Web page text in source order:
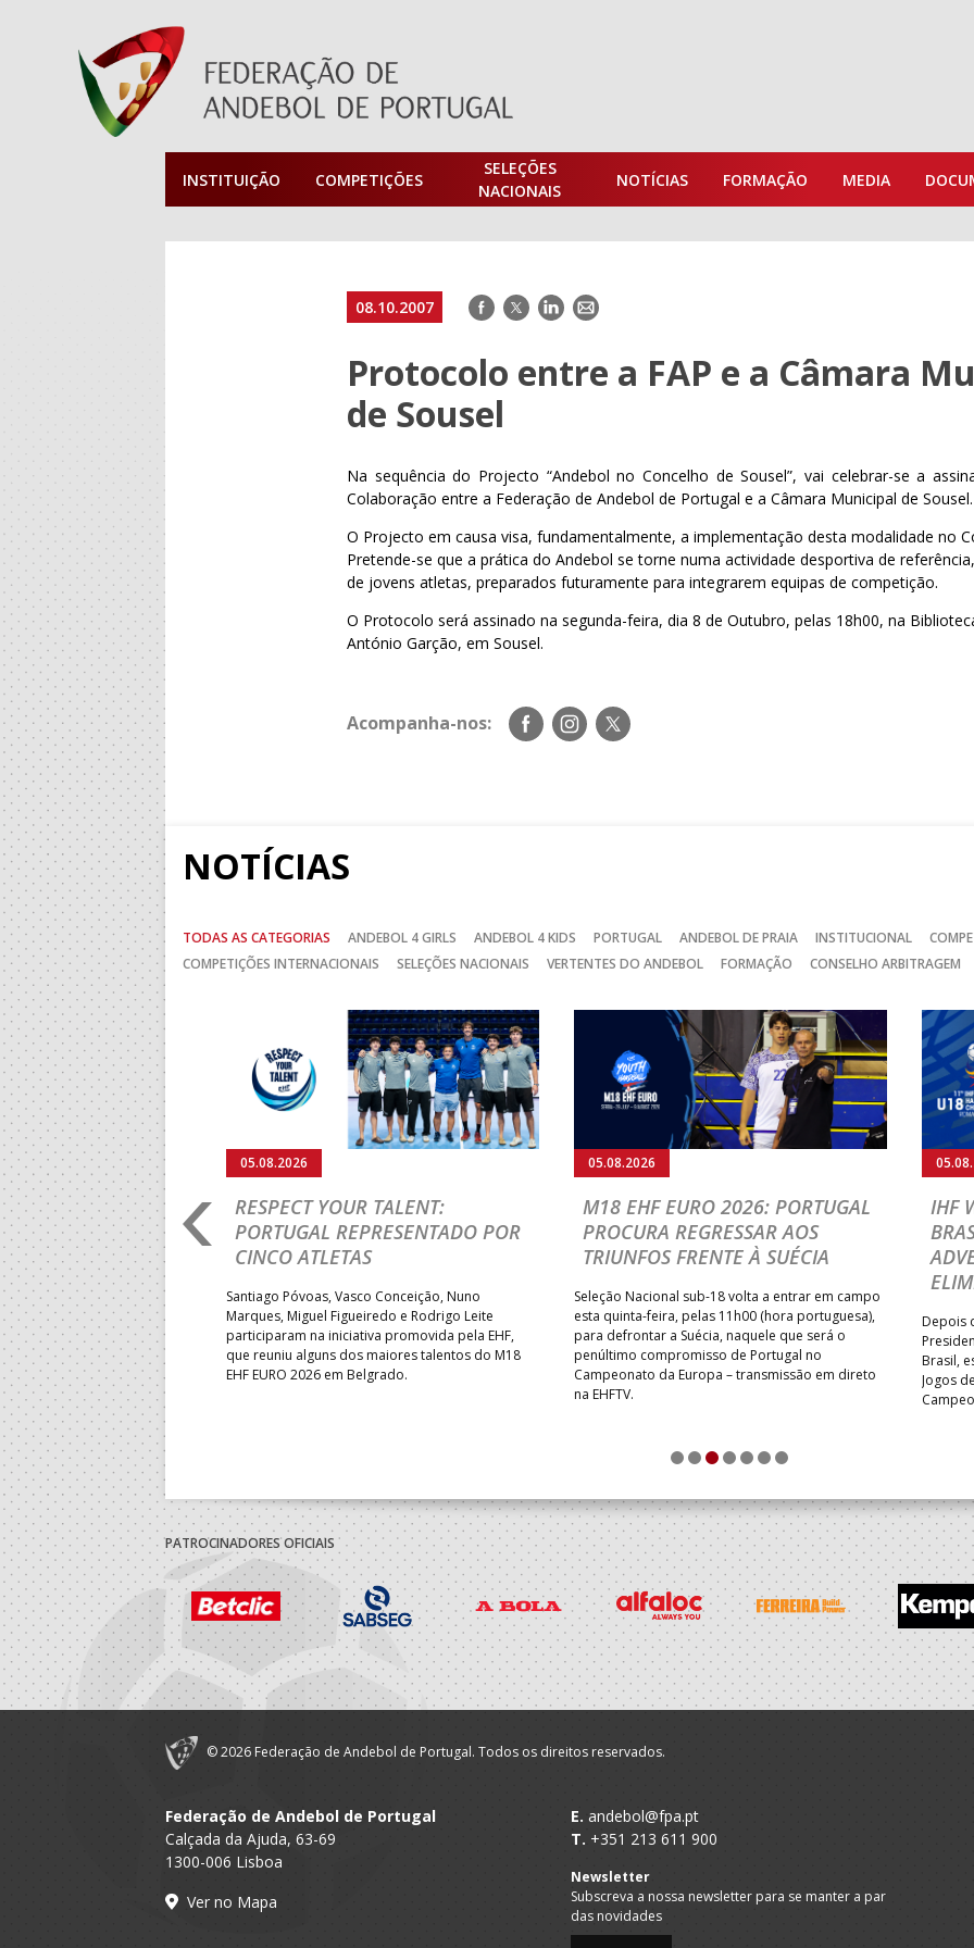
INSTITUIÇÃO COMPETIÇÕES
SELEÇÕES
NACIONAIS
NOTÍCIAS FORMAÇÃO MEDIA
08.10.2007 Facebook
TwitterLinkedIn
E-
Protocolo entre a FAP e a Câmara
de Sousel
Na sequência do Projecto “Andebol no Concelho de Sousel”, vai celebrar-se a
Colaboração entre a Federação de Andebol de Portugal e a Câmara Municipal de Sousel.
O Projecto em causa visa, fundamentalmente, a implementação desta modalidade no
Pretende-se que a prática do Andebol se torne numa actividade desportiva de
de jovens atletas, preparados futuramente para integrarem equipas de competição.
O Protocolo será assinado na segunda-feira, dia 8 de Outubro, pelas 18h00, na
António Garção, em Sousel.
Acompanha-nos:
Siga-
nos
Siga-
nos
Siga-
nos
NOTÍCIAS
TODAS AS CATEGORIAS ANDEBOL 4 GIRLS ANDEBOL 4 KIDS PORTUGAL ANDEBOL DE PRAIA INSTITUCIONAL
COMPETIÇÕES INTERNACIONAIS
SELEÇÕES NACIONAIS VERTENTES DO ANDEBOL FORMAÇÃO CONSELHO ARBITRAGEM
2026: PORTUGAL
E SEGUE NA LUTA
18 regressou às vitórias no
ao superar a Suécia por 32-
uma vaga para o
do Mundo.
05.08.2026
RESPECT YOUR TALENT:
PORTUGAL REPRESENTADO POR
CINCO ATLETAS
Santiago Póvoas, Vasco Conceição, Nuno
Marques, Miguel Figueiredo e Rodrigo Leite
participaram na iniciativa promovida pela EHF,
que reuniu alguns dos maiores talentos do M18
EHF EURO 2026 em Belgrado.
05.08.2026
M18 EHF EURO 2026: PORTUGAL
PROCURA REGRESSAR AOS
TRIUNFOS FRENTE À SUÉCIA
Seleção Nacional sub-18 volta a entrar em campo
esta quinta-feira, pelas 11h00 (hora portuguesa),
para defrontar a Suécia, naquele que será o
penúltimo compromisso de Portugal no
Campeonato da Europa – transmissão em direto
na EHFTV.
IHF
Depois
Brasil,
Jogos
1 2 3 4 5 6 7
PATROCINADORES OFICIAIS
© 2026 Federação de Andebol de Portugal. Todos os direitos reservados.
Federação de Andebol de Portugal
Calçada da Ajuda, 63-69
1300-006 Lisboa
Ver no Mapa
E. andebol@fpa.pt
T. +351 213 611 900
Newsletter
Subscreva a nossa newsletter para se manter a par
das novidades